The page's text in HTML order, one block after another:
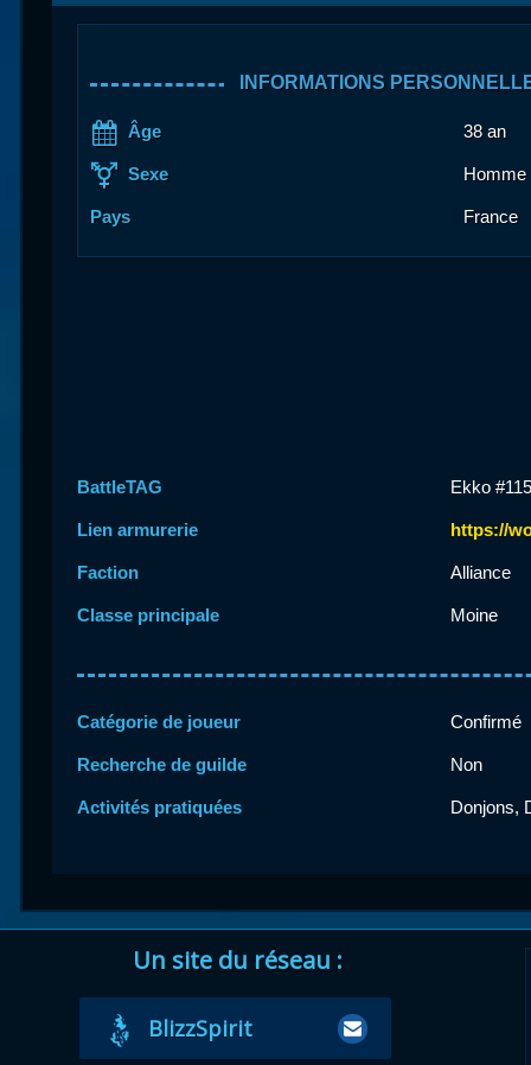
INFORMATIONS
Âge 38 an
Sexe Homme
Pays France
BattleTAG Ekko
Lien armurerie https://
Faction Alliance
Classe principale Moine
Catégorie de joueur Confirmé
Recherche de guilde Non
Activités pratiquées Donjons,
Un site du réseau :
BlizzSpirit